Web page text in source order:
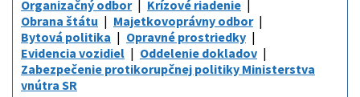
Organizačný odbor
Krízové riadenie
Obrana štátu
Majetkovoprávny odbor
Bytová politika
Opravné prostriedky
Evidencia vozidiel
Oddelenie dokladov
Zabezpečenie protikorupčnej politiky Ministerstva
vnútra SR